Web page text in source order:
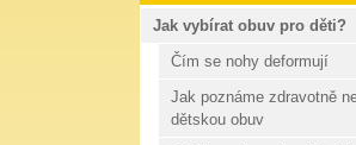
Jak vybírat obuv pro děti?
Čím se nohy deformují
Jak poznáme zdravotně
dětskou obuv